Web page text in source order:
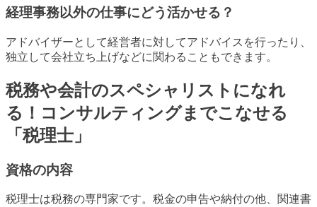
経理事務以外の仕事にどう活かせる？
アドバイザーとして経営者に対してアドバイスを行ったり、
独立して会社立ち上げなどに関わることもできます。
税務や会計のスペシャリストになれ
る！コンサルティングまでこなせる
「税理士」
資格の内容
税理士は税務の専門家です。税金の申告や納付の他、関連書